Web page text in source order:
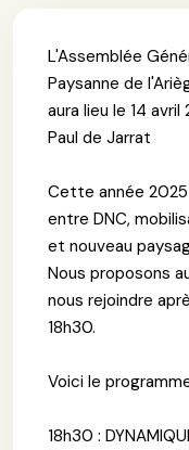
L'Assemblée
Paysanne de
aura lieu le 14
Paul de Jarrat
Cette année
entre DNC,
et nouveau
Nous proposons
nous rejoindre
18h30.
Voici le
18h30 :